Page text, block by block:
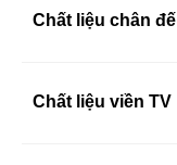
Chất liệu chân đế
Chất liệu viền TV